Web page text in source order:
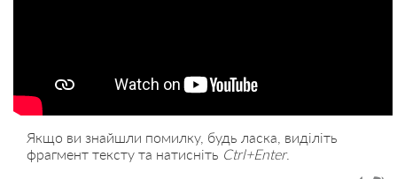
Якщо ви знайшли помилку, будь ласка, виділіть
фрагмент тексту та натисніть Ctrl+Enter.